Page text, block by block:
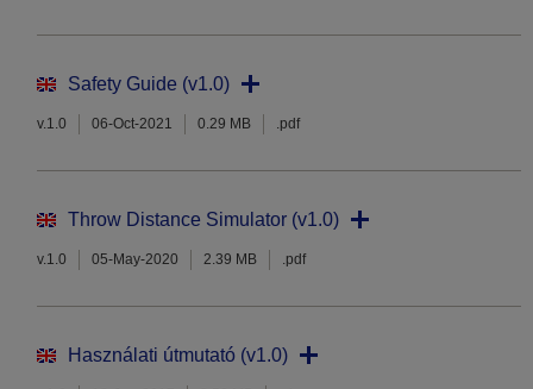
Safety Guide (v1.0)
v.1.0 06-Oct-2021 0.29 MB .pdf
Throw Distance Simulator (v1.0)
v.1.0 05-May-2020 2.39 MB .pdf
Használati útmutató (v1.0)